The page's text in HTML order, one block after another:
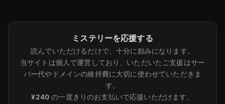
ミステリーを応援する
読んでいただけるだけで、十分に励みになります。
当サイトは個人で運営しており、いただいたご支援はサー
バー代やドメインの維持費に大切に使わせていただきま
す。
¥240 の一度きりのお支払いで応援いただけます。